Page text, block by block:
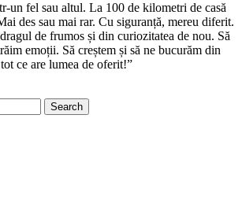
un fel sau altul. La 100 de kilometri de casă
des sau mai rar. Cu siguranță, mereu diferit.
de frumos și din curiozitatea de nou. Să
emoții. Să creștem și să ne bucurăm din
ce are lumea de oferit!”
Search